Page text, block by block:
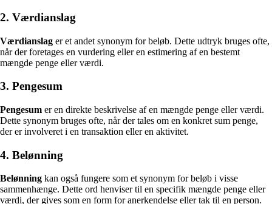
2. Værdianslag
Værdianslag er et andet synonym for beløb. Dette udtryk bruges ofte,
når der foretages en vurdering eller en estimering af en bestemt
mængde penge eller værdi.
3. Pengesum
Pengesum er en direkte beskrivelse af en mængde penge eller værdi.
Dette synonym bruges ofte, når der tales om en konkret sum penge,
der er involveret i en transaktion eller en aktivitet.
4. Belønning
Belønning kan også fungere som et synonym for beløb i visse
sammenhænge. Dette ord henviser til en specifik mængde penge eller
værdi, der gives som en form for anerkendelse eller tak til en person.